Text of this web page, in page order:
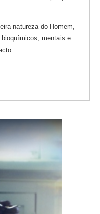
natureza do Homem,
mentais e